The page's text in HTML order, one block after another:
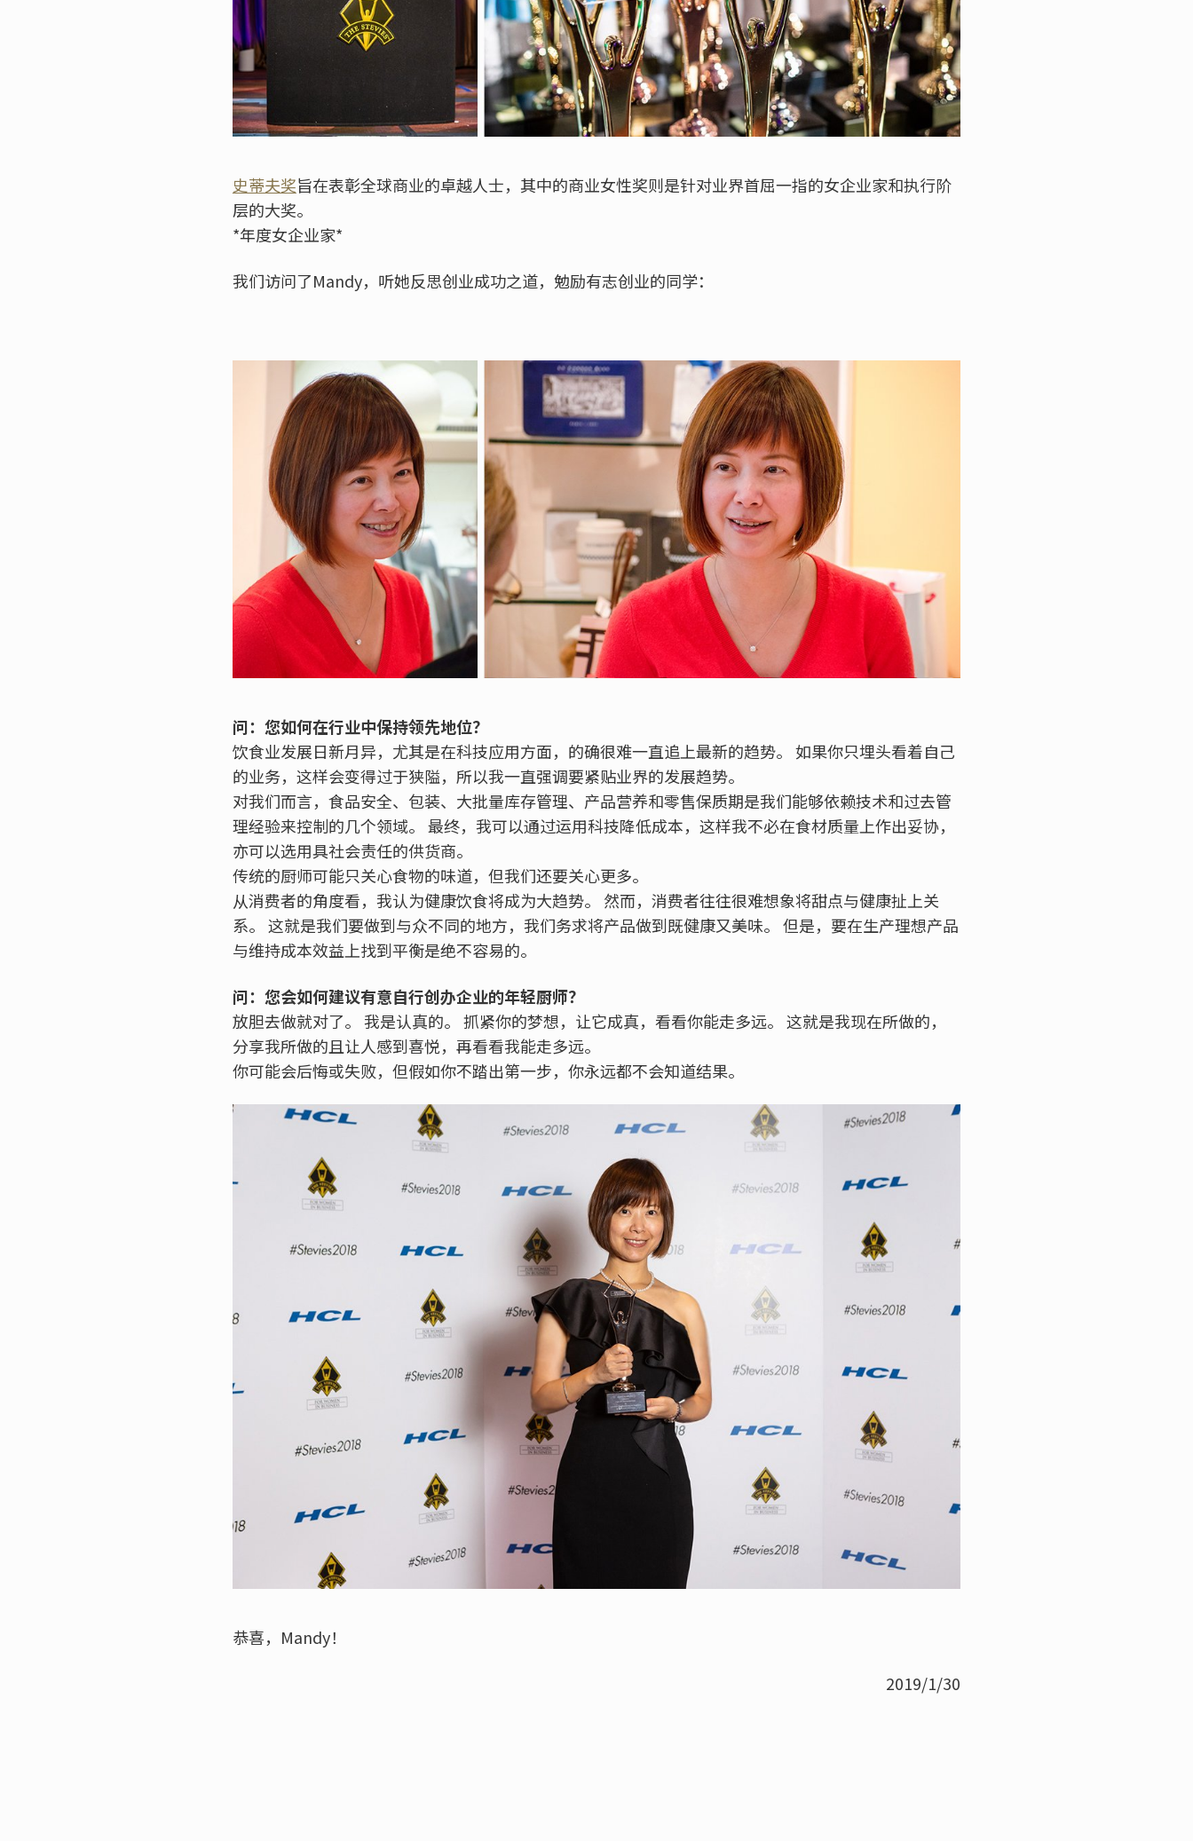
史蒂夫奖旨在表彰全球商业的卓越人士，其中的商业女性奖则是针对业界首屈一指的女企业家和执行阶
层的大奖。
*年度女企业家*
我们访问了Mandy，听她反思创业成功之道，勉励有志创业的同学：
问：您如何在行业中保持领先地位？
饮食业发展日新月异，尤其是在科技应用方面，的确很难一直追上最新的趋势。 如果你只埋头看着自己
的业务，这样会变得过于狭隘，所以我一直强调要紧贴业界的发展趋势。
对我们而言，食品安全、包装、大批量库存管理、产品营养和零售保质期是我们能够依赖技术和过去管
理经验来控制的几个领域。 最终，我可以通过运用科技降低成本，这样我不必在食材质量上作出妥协，
亦可以选用具社会责任的供货商。
传统的厨师可能只关心食物的味道，但我们还要关心更多。
从消费者的角度看，我认为健康饮食将成为大趋势。 然而，消费者往往很难想象将甜点与健康扯上关
系。 这就是我们要做到与众不同的地方，我们务求将产品做到既健康又美味。 但是，要在生产理想产品
与维持成本效益上找到平衡是绝不容易的。
问：您会如何建议有意自行创办企业的年轻厨师？
放胆去做就对了。 我是认真的。 抓紧你的梦想，让它成真，看看你能走多远。 这就是我现在所做的，
分享我所做的且让人感到喜悦，再看看我能走多远。
你可能会后悔或失败，但假如你不踏出第一步，你永远都不会知道结果。
恭喜，Mandy！
2019/1/30